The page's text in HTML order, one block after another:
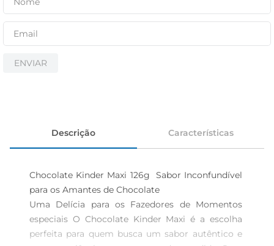
ENVIAR
Descrição Características
Chocolate Kinder Maxi 126g  Sabor Inconfundível
para os Amantes de Chocolate
Uma Delícia para os Fazedores de Momentos
especiais O Chocolate Kinder Maxi é a escolha
perfeita para quem busca um sabor autêntico e
cerveja